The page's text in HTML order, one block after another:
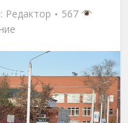
Редактор
567